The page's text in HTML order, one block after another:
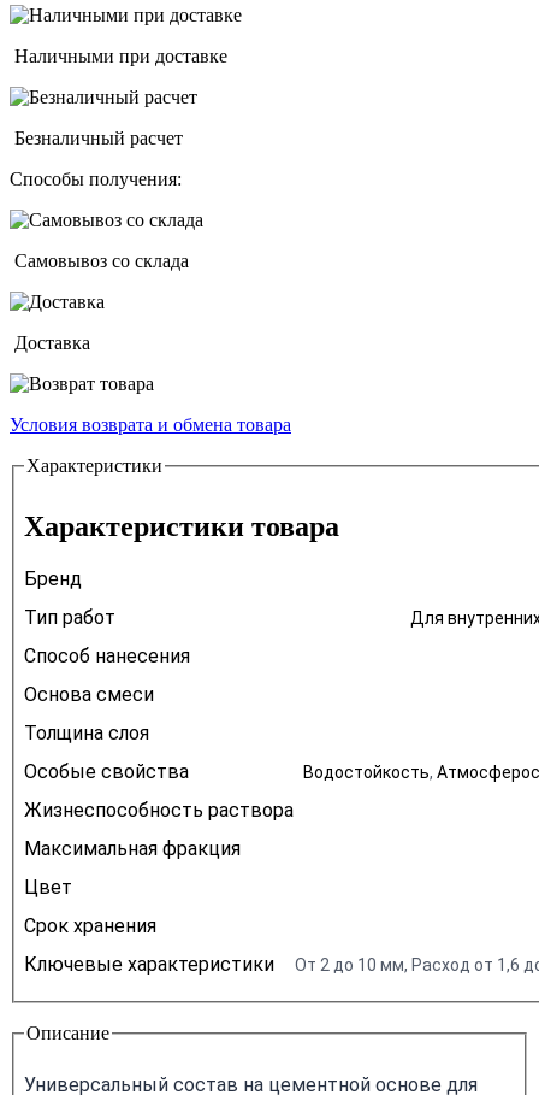
Наличными при доставке
Безналичный расчет
Способы получения:
Самовывоз со склада
Доставка
Условия возврата и обмена товара
Horizontal Tabs
Характеристики
Характеристики товара
Бренд
Тип работ
Для
Способ нанесения
Основа смеси
Толщина слоя
Особые свойства
Водостойкость,
Жизнеспособность раствора
Максимальная фракция
Цвет
Срок хранения
Ключевые характеристики
От 2 до 10 мм, Расход от 1,6
Описание
Универсальный состав на цементной основе для